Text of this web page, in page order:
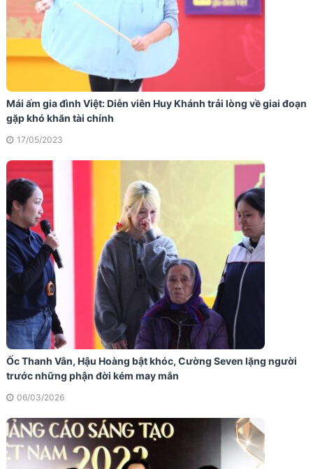
Mái ấm gia đình Việt: Diễn viên Huy Khánh trải lòng về giai đoạn
gặp khó khăn tài chính
17/05/2023
Ốc Thanh Vân, Hậu Hoàng bật khóc, Cường Seven lặng người
trước những phận đời kém may mắn
06/03/2026